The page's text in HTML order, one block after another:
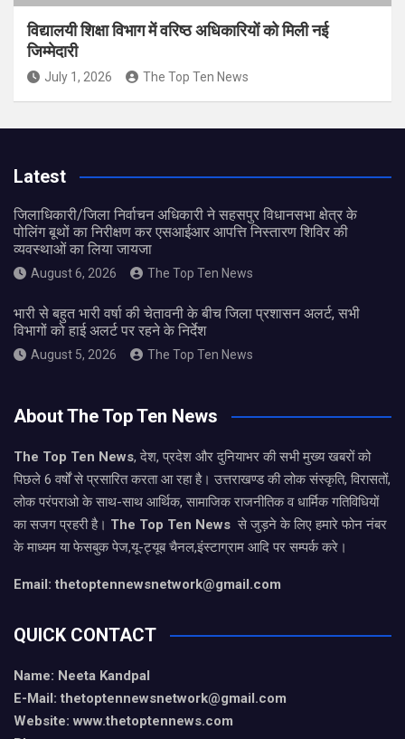
विद्यालयी शिक्षा विभाग में वरिष्ठ अधिकारियों को मिली नई
जिम्मेदारी
July 1, 2026 The Top Ten News
Latest
जिलाधिकारी/जिला निर्वाचन अधिकारी ने सहसपुर विधानसभा क्षेत्र के
पोलिंग बूथों का निरीक्षण कर एसआईआर आपत्ति निस्तारण शिविर की
व्यवस्थाओं का लिया जायजा
August 6, 2026 The Top Ten News
भारी से बहुत भारी वर्षा की चेतावनी के बीच जिला प्रशासन अलर्ट, सभी
विभागों को हाई अलर्ट पर रहने के निर्देश
August 5, 2026 The Top Ten News
About The Top Ten News
The Top Ten News, देश, प्रदेश और दुनियाभर की सभी मुख्य खबरों को
पिछले 6 वर्षों से प्रसारित करता आ रहा है। उत्तराखण्ड की लोक संस्कृति, विरासतों,
लोक परंपराओ के साथ-साथ आर्थिक, सामाजिक राजनीतिक व धार्मिक गतिविधियों
का सजग प्रहरी है। The Top Ten News से जुड़ने के लिए हमारे फोन नंबर
के माध्यम या फेसबुक पेज,यू-ट्यूब चैनल,इंस्टाग्राम आदि पर सम्पर्क करे।
Email: thetoptennewsnetwork@gmail.com
QUICK CONTACT
Name: Neeta Kandpal
E-Mail: thetoptennewsnetwork@gmail.com
Website: www.thetoptennews.com